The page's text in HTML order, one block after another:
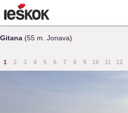
Gitana (55 m. Jonava)
1 2 3 4 5 6 7 8 9 10 11 12